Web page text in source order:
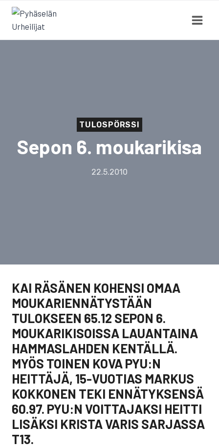
Siirry
sisältöön
TULOSPÖRSSI
Sepon 6. moukarikisa
22.5.2010
KAI RÄSÄNEN KOHENSI OMAA
MOUKARIENNÄTYSTÄÄN
TULOKSEEN 65.12 SEPON 6.
MOUKARIKISOISSA LAUANTAINA
HAMMASLAHDEN KENTÄLLÄ.
MYÖS TOINEN KOVA PYU:N
HEITTÄJÄ, 15-VUOTIAS MARKUS
KOKKONEN TEKI ENNÄTYKSENSÄ
60.97. PYU:N VOITTAJAKSI HEITTI
LISÄKSI KRISTA VARIS SARJASSA
T13.